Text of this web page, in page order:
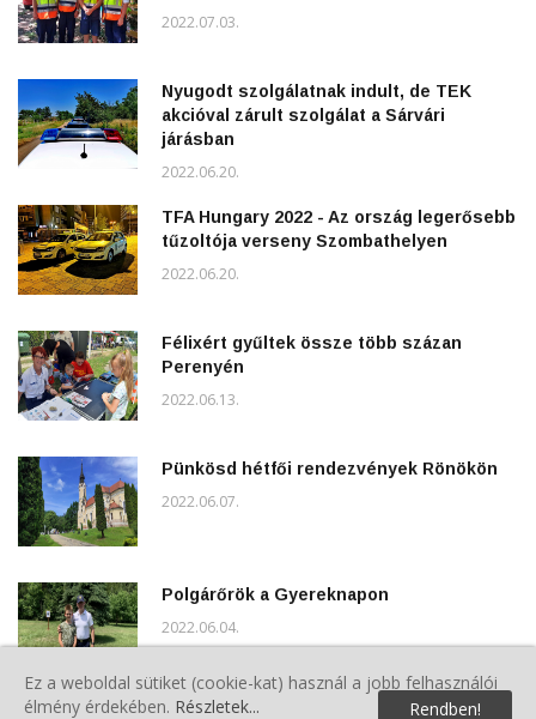
2022.07.03.
Nyugodt szolgálatnak indult, de TEK
akcióval zárult szolgálat a Sárvári
járásban
2022.06.20.
TFA Hungary 2022 - Az ország legerősebb
tűzoltója verseny Szombathelyen
2022.06.20.
Félixért gyűltek össze több százan
Perenyén
2022.06.13.
Pünkösd hétfői rendezvények Rönökön
2022.06.07.
Polgárőrök a Gyereknapon
2022.06.04.
Ez a weboldal sütiket (cookie-kat) használ a jobb felhasználói
élmény érdekében. Részletek... Rendben!